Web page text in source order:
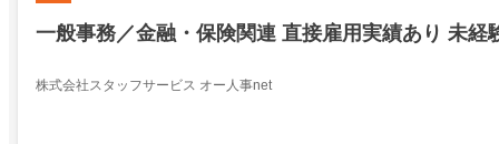
一般事務／金融・保険関連 直接雇用実績あり 未経
株式会社スタッフサービス オー人事net